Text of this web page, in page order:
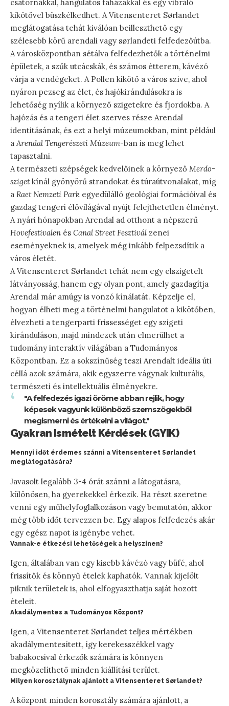
csatornákkal, hangulatos faházakkal és egy vibráló
kikötővel büszkélkedhet. A Vitensenteret Sørlandet
meglátogatása tehát kiválóan beilleszthető egy
szélesebb körű arendali vagy sørlandeti felfedezőútba.
A városközpontban sétálva felfedezhetők a történelmi
épületek, a szűk utcácskák, és számos étterem, kávézó
várja a vendégeket. A Pollen kikötő a város szíve, ahol
nyáron pezseg az élet, és hajókirándulásokra is
lehetőség nyílik a környező szigetekre és fjordokba. A
hajózás és a tengeri élet szerves része Arendal
identitásának, és ezt a helyi múzeumokban, mint például
a Arendal Tengerészeti Múzeum-ban is meg lehet
tapasztalni.
A természeti szépségek kedvelőinek a környező Merdo-
szigetkínál gyönyörű strandokat és túraútvonalakat, míg
a Raet Nemzeti Park egyedülálló geológiai formációival és
gazdag tengeri élővilágával nyújt felejthetetlen élményt.
A nyári hónapokban Arendal ad otthont a népszerű
Hovefestivalen és Canal Street Fesztivál zenei
eseményeknek is, amelyek még inkább felpezsdítik a
város életét.
A Vitensenteret Sørlandet tehát nem egy elszigetelt
látványosság, hanem egy olyan pont, amely gazdagítja
Arendal már amúgy is vonzó kínálatát. Képzelje el,
hogyan élheti meg a történelmi hangulatot a kikötőben,
élvezheti a tengerparti frissességet egy szigeti
kiránduláson, majd mindezek után elmerülhet a
tudomány interaktív világában a Tudományos
Központban. Ez a sokszínűség teszi Arendalt ideális úti
céllá azok számára, akik egyszerre vágynak kulturális,
természeti és intellektuális élményekre.
"A felfedezés igazi öröme abban rejlik, hogy
képesek vagyunk különböző szemszögekből
megismerni és értékelni a világot."
Gyakran Ismételt Kérdések (GYIK)
Mennyi időt érdemes szánni a Vitensenteret Sørlandet
meglátogatására?
Javasolt legalább 3-4 órát szánni a látogatásra,
különösen, ha gyerekekkel érkezik. Ha részt szeretne
venni egy műhelyfoglalkozáson vagy bemutatón, akkor
még több időt tervezzen be. Egy alapos felfedezés akár
egy egész napot is igénybe vehet.
Vannak-e étkezési lehetőségek a helyszínen?
Igen, általában van egy kisebb kávézó vagy büfé, ahol
frissítők és könnyű ételek kaphatók. Vannak kijelölt
piknik területek is, ahol elfogyaszthatja saját hozott
ételeit.
Akadálymentes a Tudományos Központ?
Igen, a Vitensenteret Sørlandet teljes mértékben
akadálymentesített, így kerekesszékkel vagy
babakocsival érkezők számára is könnyen
megközelíthető minden kiállítási terület.
Milyen korosztálynak ajánlott a Vitensenteret Sørlandet?
A központ minden korosztály számára ajánlott, a